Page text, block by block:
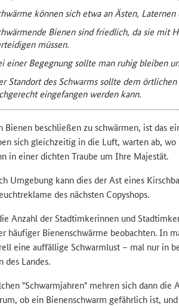
können sich etwa an Ästen,
Bienen sind friedlich, da sie mit
müssen.
einer Begegnung sollte man ruhig bleiben
Standort des Schwarms sollte dem
eingefangen werden kann.
Bienen beschließen zu schwärmen, ist das
sich gleichzeitig in die Luft, warten ab,
in einer dichten Traube um Ihre Majestät.
Umgebung kann dies der Ast eines
des nächsten Copyshops.
Anzahl der Stadtimkerinnen und
häufiger Bienenschwärme beobachten. In
eine auffällige Schwarmlust – mal nur in
des Landes.
"Schwarmjahren" mehren sich dann
ob ein Bienenschwarm gefährlich ist,